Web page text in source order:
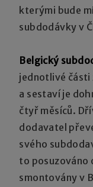
kterými bude
subdodávky v
Belgický
jednotlivé části
a sestaví je
čtyř měsíců.
dodavatel
svého
to posuzováno
smontovány v